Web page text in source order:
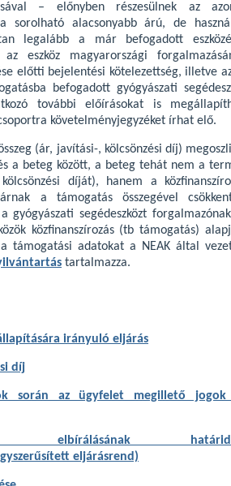
– előnyben részesülnek az
sorolható alacsonyabb árú, de
legalább a már befogadott
eszköz magyarországi
előtti bejelentési kötelezettség, illetve
befogadott gyógyászati
további előírásokat is
követelményjegyzéket írhat elő.
(ár, javítási-, kölcsönzési díj)
a beteg között, a beteg tehát nem a
díját), hanem a
a támogatás összegével
segédeszközt
közfinanszírozás (tb támogatás)
támogatási adatokat a NEAK által
tartalmazza.
irányuló eljárás
díj
során az ügyfelet megillető jogok
eljárásrend)